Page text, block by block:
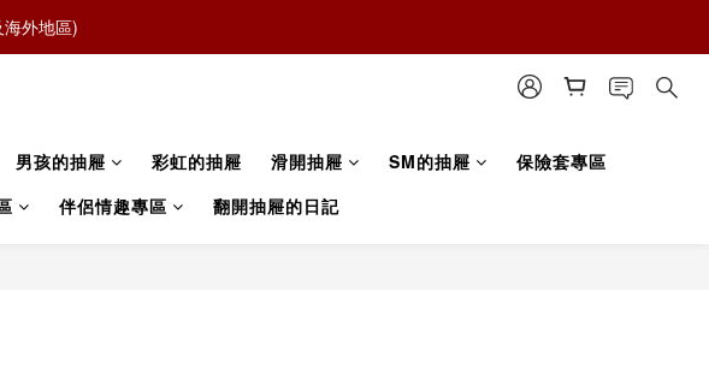
外地區)
男孩的抽屜 彩虹的抽屜 滑開抽屜 SM的抽屜
保險套專區
伴侶情趣專區 翻開抽屜的日記